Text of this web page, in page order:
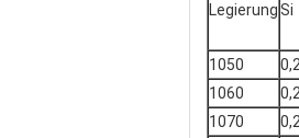
LegierungSi
1050
1060
1070